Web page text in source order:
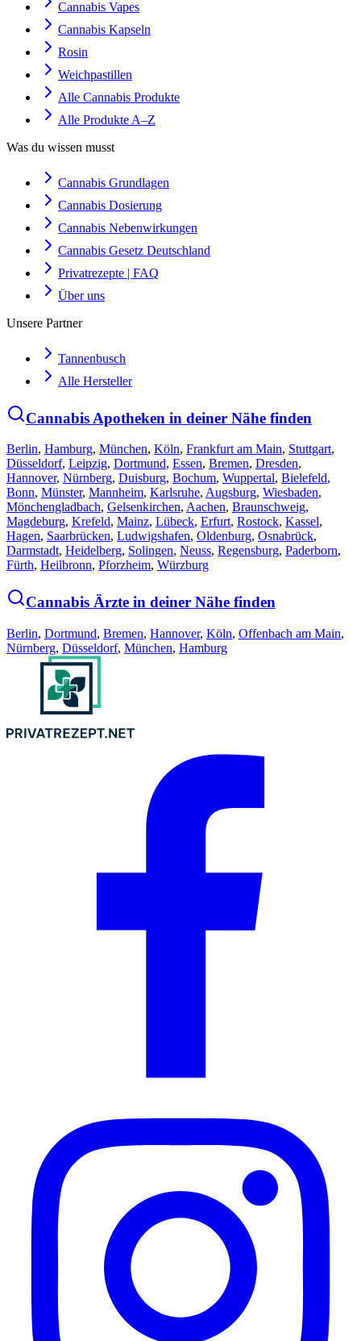
Cannabis Vapes
Cannabis Kapseln
Rosin
Weichpastillen
Alle Cannabis Produkte
Alle Produkte A–Z
Was du wissen musst
Cannabis Grundlagen
Cannabis Dosierung
Cannabis Nebenwirkungen
Cannabis Gesetz Deutschland
Privatrezepte | FAQ
Über uns
Unsere Partner
Tannenbusch
Alle Hersteller
Cannabis Apotheken in deiner Nähe finden
Berlin, Hamburg, München, Köln, Frankfurt am Main, Stuttgart,
Düsseldorf, Leipzig, Dortmund, Essen, Bremen, Dresden,
Hannover, Nürnberg, Duisburg, Bochum, Wuppertal, Bielefeld,
Bonn, Münster, Mannheim, Karlsruhe, Augsburg, Wiesbaden,
Mönchengladbach, Gelsenkirchen, Aachen, Braunschweig,
Magdeburg, Krefeld, Mainz, Lübeck, Erfurt, Rostock, Kassel,
Hagen, Saarbrücken, Ludwigshafen, Oldenburg, Osnabrück,
Darmstadt, Heidelberg, Solingen, Neuss, Regensburg, Paderborn,
Fürth, Heilbronn, Pforzheim, Würzburg
Cannabis Ärzte in deiner Nähe finden
Berlin, Dortmund, Bremen, Hannover, Köln, Offenbach am Main,
Nürnberg, Düsseldorf, München, Hamburg